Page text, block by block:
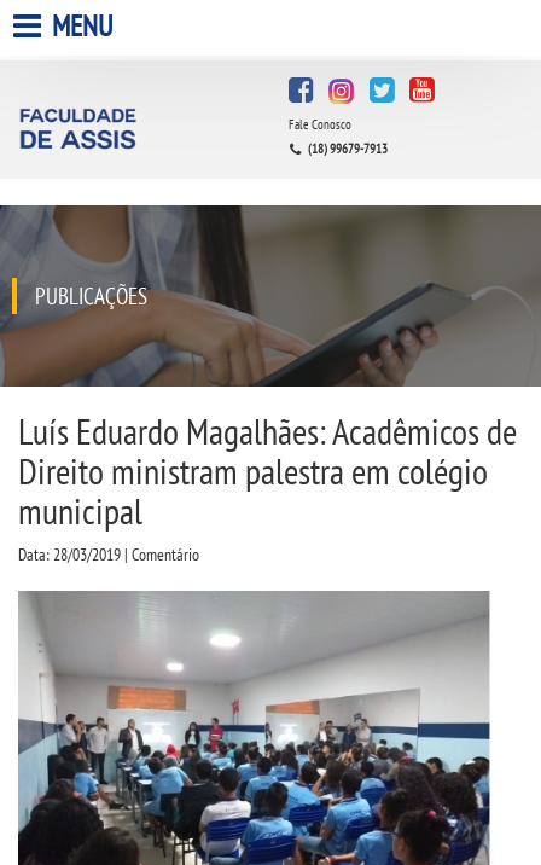
A FACULDADE
QUEM SOMOS
INFRAESTRUTURA
BIBLIOTECA
CPA
CPSA
CURSOS
BACHARELADOS
LICENCIATURAS
MENU
Fale Conosco
(18) 99679-7913
PUBLICAÇÕES
Luís Eduardo Magalhães: Acadêmicos de
Direito ministram palestra em colégio
municipal
Data: 28/03/2019 | Comentário